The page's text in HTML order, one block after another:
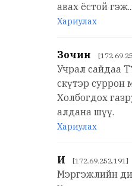
авах ёстой гэж...
Хариулах
Зочин
Учрал сайдаа
скүтэр суррон
Холбогдох
алдана шүү.
Хариулах
И
Мэргэжлийн